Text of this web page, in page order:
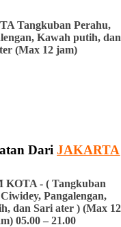
Tangkuban Perahu,
Kawah putih, dan
(Max 12 jam)
Dari JAKARTA
- ( Tangkuban
Pangalengan,
dan Sari ater ) (Max 12
05.00 – 21.00